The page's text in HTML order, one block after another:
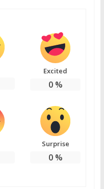
Excited
0%
Surprise
0%